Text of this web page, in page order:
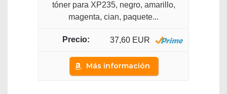
tóner para XP235, negro, amarillo,
magenta, cian, paquete...
37,60 EUR
Más información